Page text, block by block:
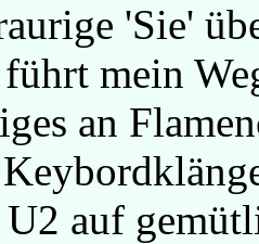
'Sie'
mein
an
auf